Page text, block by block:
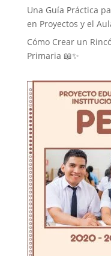
Una Guía Práctica
en Proyectos y el
Cómo Crear un
Primaria 📖✨